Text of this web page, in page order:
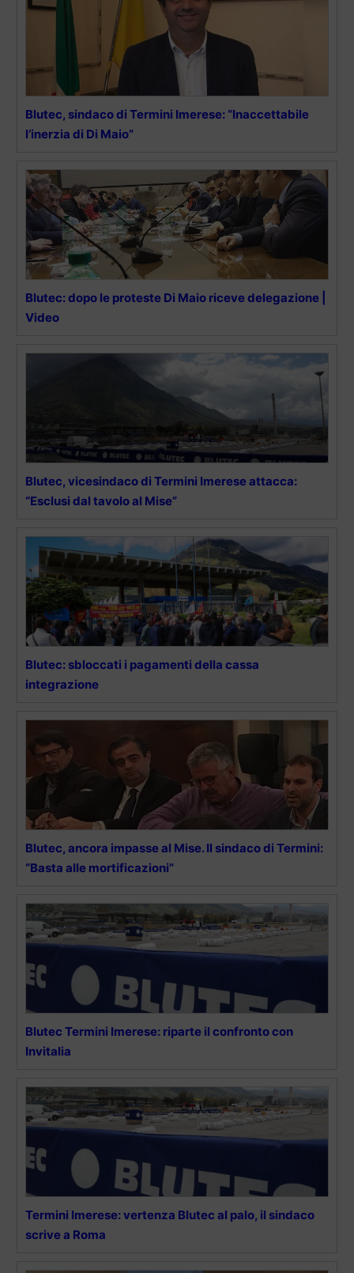
Blutec, sindaco di Termini Imerese: “Inaccettabile
l’inerzia di Di Maio”
Blutec: dopo le proteste Di Maio riceve delegazione |
Video
Blutec, vicesindaco di Termini Imerese attacca:
“Esclusi dal tavolo al Mise”
Blutec: sbloccati i pagamenti della cassa
integrazione
Blutec, ancora impasse al Mise. Il sindaco di Termini:
“Basta alle mortificazioni”
Blutec Termini Imerese: riparte il confronto con
Invitalia
Termini Imerese: vertenza Blutec al palo, il sindaco
scrive a Roma